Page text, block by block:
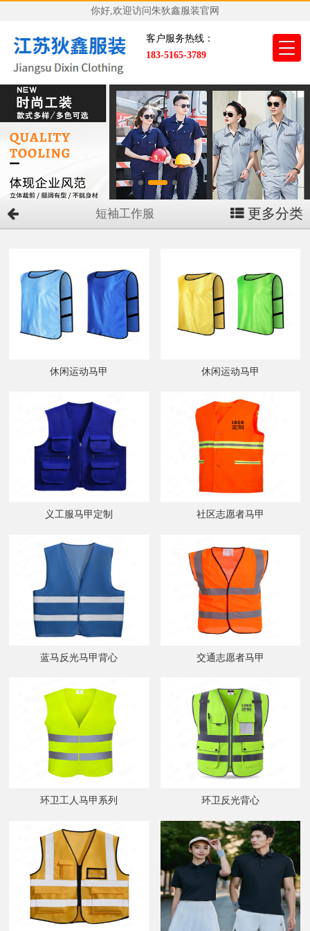
你好,欢迎访问朱狄鑫服装官网
客户服务热线：
183-5165-3789
短袖工作服 更多分类
休闲运动马甲 休闲运动马甲
义工服马甲定制 社区志愿者马甲
蓝马反光马甲背心 交通志愿者马甲
环卫工人马甲系列 环卫反光背心